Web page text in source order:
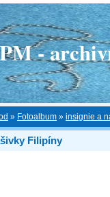
-
» Fotoalbum » insignie a
Filipíny